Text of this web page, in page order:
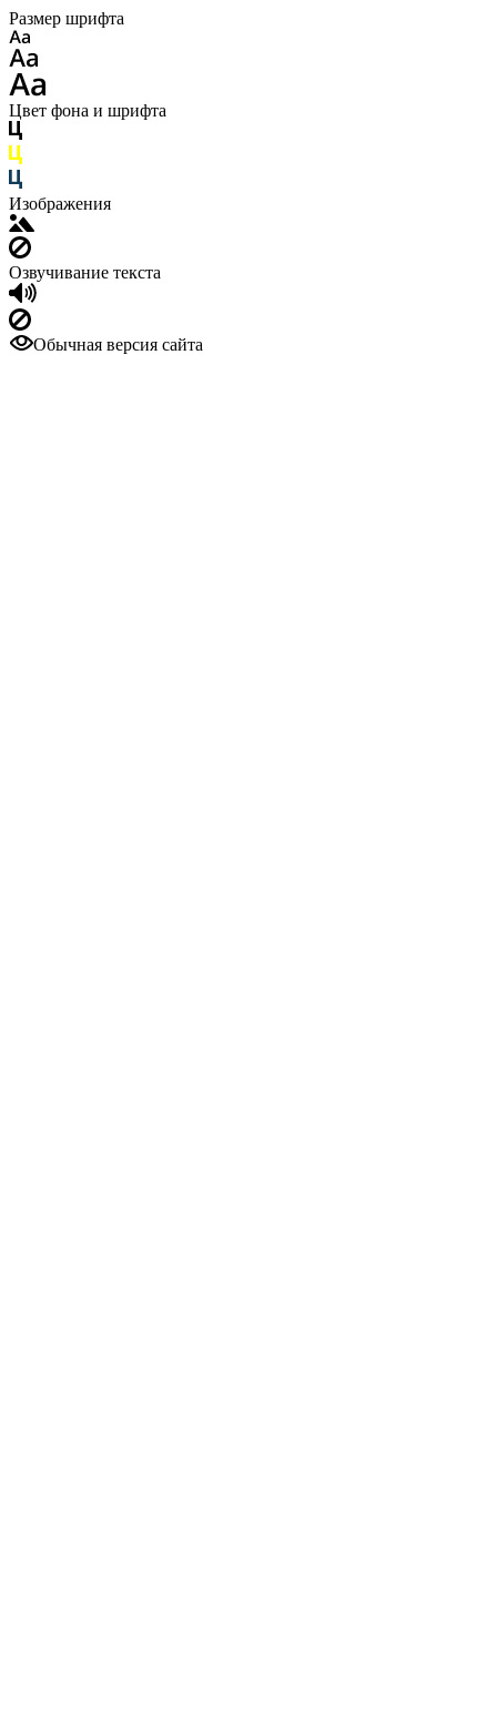
Размер шрифта
Цвет фона и шрифта
Изображения
Озвучивание текста
Обычная версия сайта